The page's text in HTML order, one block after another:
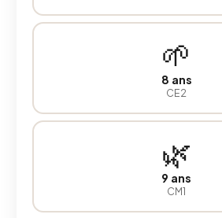
🌱
8 ans
CE2
🌿
9 ans
CM1